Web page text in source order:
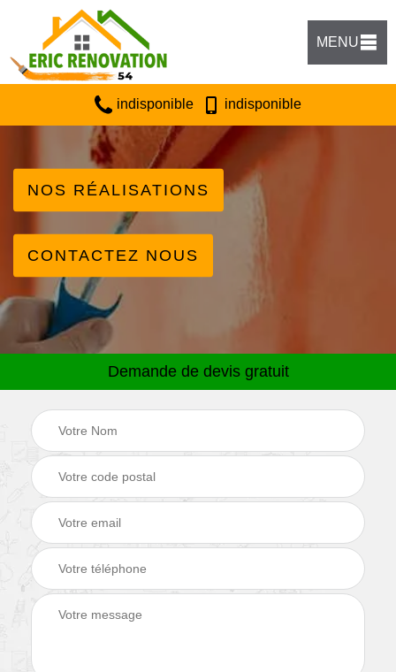
MENU
indisponible indisponible
NOS RÉALISATIONS
CONTACTEZ NOUS
Demande de devis gratuit